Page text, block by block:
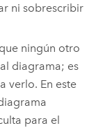
ni sobrescribir
ningún otro
diagrama; es
verlo. En este
para el